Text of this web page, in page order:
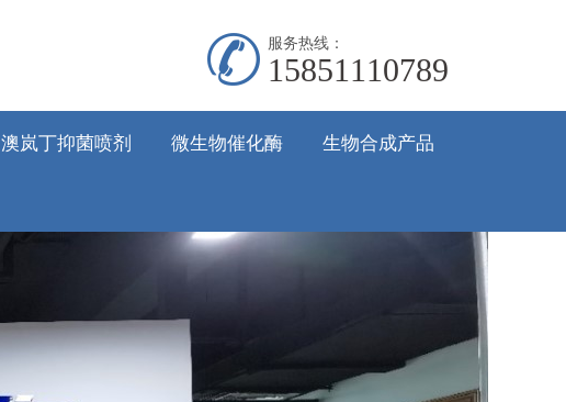
服务热线：
15851110789
澳岚丁抑菌喷剂 微生物催化酶 生物合成产品